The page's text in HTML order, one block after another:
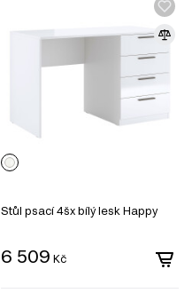
Stůl psací 4šx bílý lesk Happy
6 509 Kč